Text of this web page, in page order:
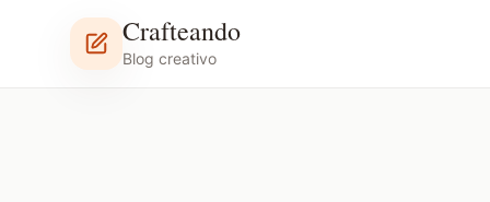
Crafteando
Blog creativo